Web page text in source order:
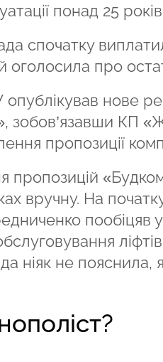
понад 25
спочатку
оголосила про
нове
зобов’язавши КП
пропозиції
пропозицій
вручну. На
пообіцяв
ніяк не